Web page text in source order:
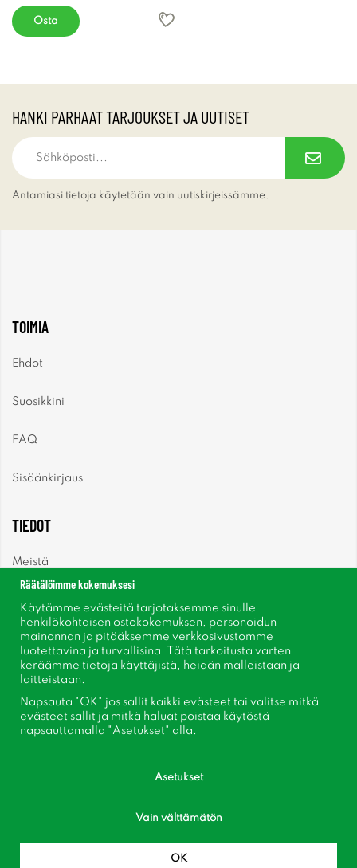
Osta
HANKI PARHAAT TARJOUKSET JA UUTISET
Antamiasi tietoja käytetään vain uutiskirjeissämme.
TOIMIA
Ehdot
Suosikkini
FAQ
Sisäänkirjaus
TIEDOT
Meistä
Uutiset
Uutiskirje
Tietoja evästeistä
Inspiraatiota
Seuraa meitä Facebook
Liity asiakaskerhoomme!
Räätälöimme kokemuksesi
Käytämme evästeitä tarjotaksemme sinulle
henkilökohtaisen ostokokemuksen, personoidun
mainonnan ja pitääksemme verkkosivustomme
luotettavina ja turvallisina. Tätä tarkoitusta varten
keräämme tietoja käyttäjistä, heidän malleistaan ​​ja
laitteistaan.
Napsauta "OK" jos sallit kaikki evästeet tai valitse mitkä
evästeet sallit ja mitkä haluat poistaa käytöstä
napsauttamalla "Asetukset" alla.
Asetukset
Vain välttämätön
OK